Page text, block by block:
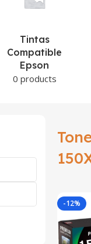
Tintas
Compatible
Epson
0 products
-12%